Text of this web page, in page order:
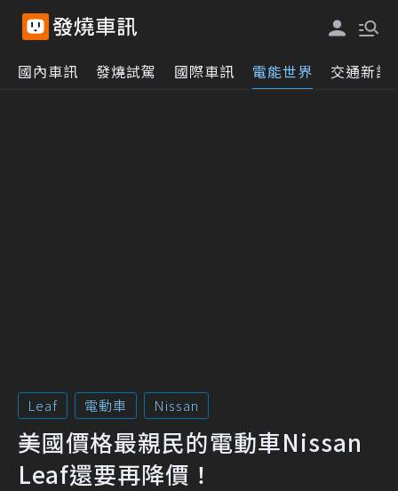
國內車訊 發燒試駕 國際車訊 電能世界 交通新訊
Leaf 電動車 Nissan
美國價格最親民的電動車Nissan
Leaf還要再降價！